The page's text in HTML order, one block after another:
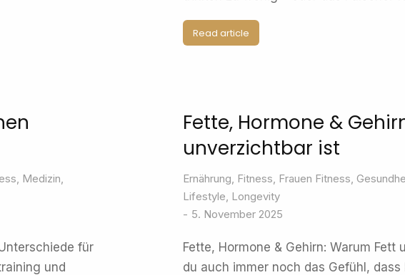
Read article
, Medizin,
für
und
Fette, Hormone &
unverzichtbar ist
Ernährung, Fitness, Frauen Fitness,
Lifestyle, Longevity
5. November 2025
Fette, Hormone & Gehirn: Warum
du auch immer noch das Gefühl,